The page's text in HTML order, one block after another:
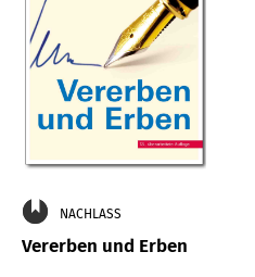
NACHLASS
Vererben und Erben